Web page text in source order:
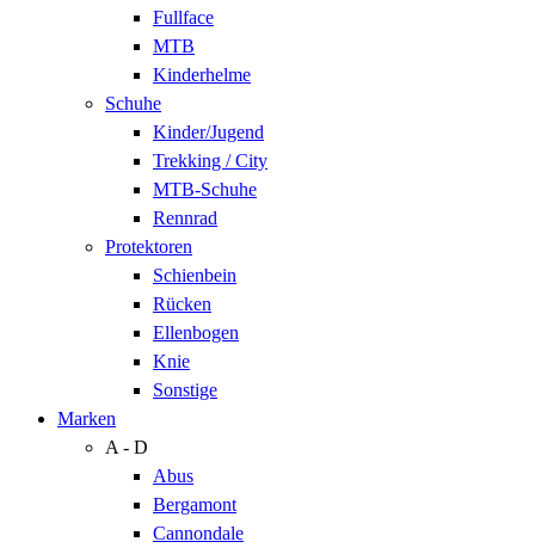
Fullface
MTB
Kinderhelme
Schuhe
Kinder/Jugend
Trekking / City
MTB-Schuhe
Rennrad
Protektoren
Schienbein
Rücken
Ellenbogen
Knie
Sonstige
Marken
A - D
Abus
Bergamont
Cannondale